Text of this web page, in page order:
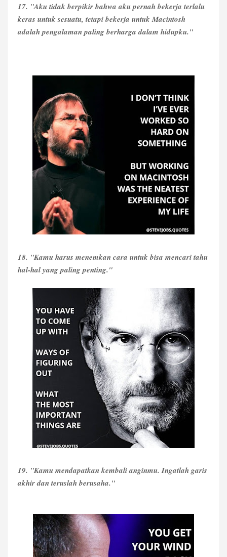
17. "Aku tidak berpikir bahwa aku pernah bekerja terlalu
keras untuk sesuatu, tetapi bekerja untuk Macintosh
adalah pengalaman paling berharga dalam hidupku."
18. "Kamu harus menemkan cara untuk bisa mencari tahu
hal-hal yang paling penting."
19. "Kamu mendapatkan kembali anginmu. Ingatlah garis
akhir dan teruslah berusaha."